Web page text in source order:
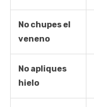
No chupes el
veneno
No apliques
hielo